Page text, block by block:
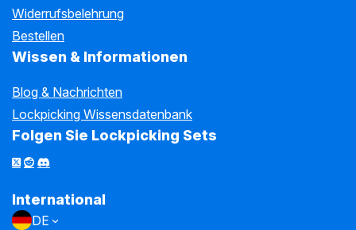
Widerrufsbelehrung
Bestellen
Wissen & Informationen
Blog & Nachrichten
Lockpicking Wissensdatenbank
Folgen Sie Lockpicking Sets
International
DE